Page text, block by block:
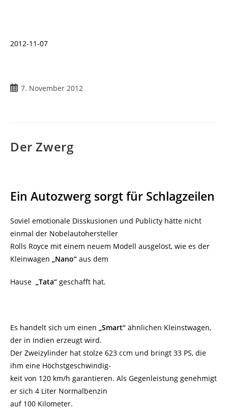
2012-11-07
Beitrag
7. November 2012
Der Zwerg
Ein Autozwerg sorgt für Schlagzeilen
Soviel emotionale Disskusionen und Publicty hätte nicht
einmal der Nobelautohersteller
Rolls Royce mit einem neuem Modell ausgelöst, wie es der
Kleinwagen „Nano“ aus dem
Hause „Tata“ geschafft hat.
Es handelt sich um einen „Smart“ ähnlichen Kleinstwagen,
der in Indien erzeugt wird.
Der Zweizylinder hat stolze 623 ccm und bringt 33 PS, die
ihm eine Höchstgeschwindig-
keit von 120 km/h garantieren. Als Gegenleistung genehmigt
er sich 4 Liter Normalbenzin
auf 100 Kilometer.